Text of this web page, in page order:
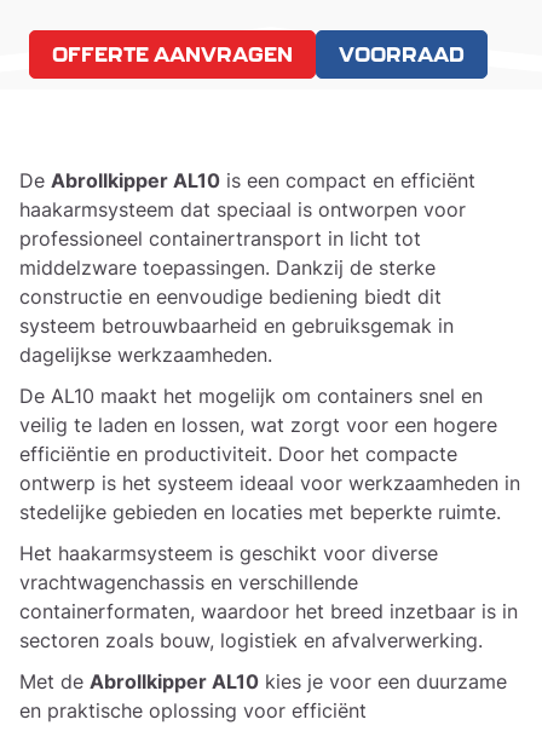
OFFERTE AANVRAGEN VOORRAAD
De Abrollkipper AL10 is een compact en efficiënt
haakarmsysteem dat speciaal is ontworpen voor
professioneel containertransport in licht tot
middelzware toepassingen. Dankzij de sterke
constructie en eenvoudige bediening biedt dit
systeem betrouwbaarheid en gebruiksgemak in
dagelijkse werkzaamheden.
De AL10 maakt het mogelijk om containers snel en
veilig te laden en lossen, wat zorgt voor een hogere
efficiëntie en productiviteit. Door het compacte
ontwerp is het systeem ideaal voor werkzaamheden in
stedelijke gebieden en locaties met beperkte ruimte.
Het haakarmsysteem is geschikt voor diverse
vrachtwagenchassis en verschillende
containerformaten, waardoor het breed inzetbaar is in
sectoren zoals bouw, logistiek en afvalverwerking.
Met de Abrollkipper AL10 kies je voor een duurzame
en praktische oplossing voor efficiënt